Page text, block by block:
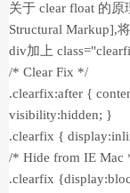
关于 clear float 的原
Structural Markup],
div加上
/* Clear Fix */
.clearfix:after {
visibility:hidden; }
.clearfix {
/* Hide from IE Mac
.clearfix